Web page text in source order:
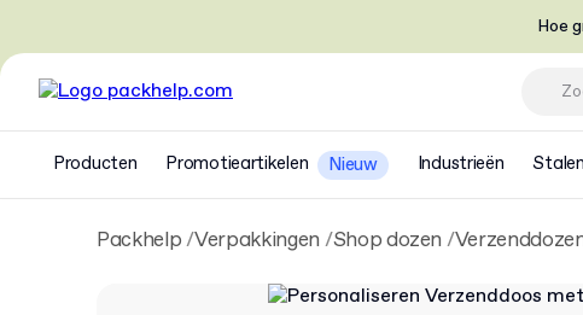
Hoe
Producten Promotieartikelen Nieuw Industrieën Stalen
Packhelp Verpakkingen Shop dozen